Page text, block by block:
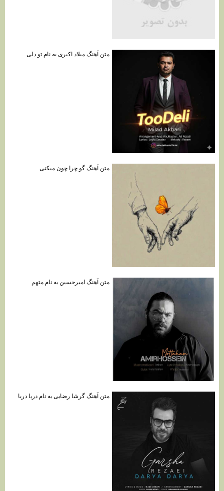
متن آهنگ میلاد اکبری به نام تو دلی
متن آهنگ گو چرا چون میکنی
متن آهنگ امیرحسین به نام متهم
متن آهنگ گرشا رضایی به نام دریا دریا